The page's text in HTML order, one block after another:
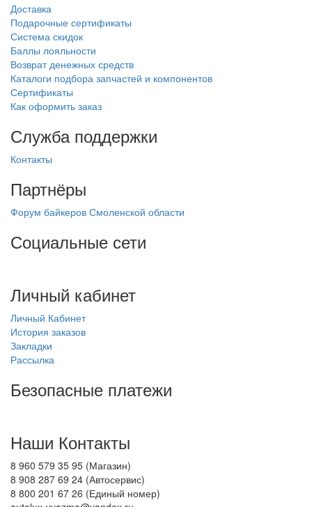
Доставка
Подарочные сертификаты
Система скидок
Баллы лояльности
Возврат денежных средств
Каталоги подбора запчастей и компонентов
Сертификаты
Как оформить заказ
Служба поддержки
Контакты
Партнёры
Форум байкеров Смоленской области
Социальные сети
Личный кабинет
Личный Кабинет
История заказов
Закладки
Рассылка
Безопасные платежи
Наши Контакты
8 960 579 35 95 (Магазин)
8 908 287 69 24 (Автосервис)
8 800 201 67 26 (Единый номер)